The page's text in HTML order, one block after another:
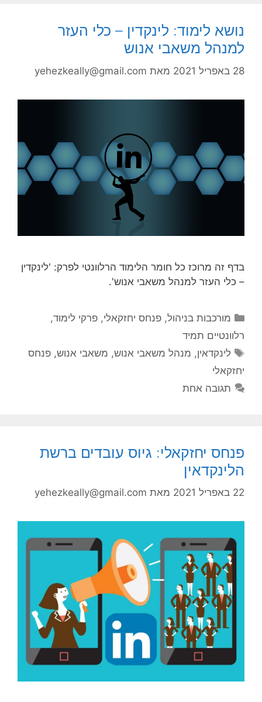
נושא לימוד: לינקדין – כלי העזר
למנהל משאבי אנוש
28 באפריל 2021 מאת yehezkeally@gmail.com
בדף זה מרוכז כל חומר הלימוד הרלוונטי לפרק: 'לינקדין
– כלי העזר למנהל משאבי אנוש'.
קטגוריות
מורכבות בניהול,פנחס יחזקאלי,פרקי לימוד,
רלוונטיים תמיד
תגיות
לינקדאין, מנהל משאבי אנוש, משאבי אנוש,פנחס
יחזקאלי
תגובה אחת
פנחס יחזקאלי: גיוס עובדים ברשת
הלינקדאין
22 באפריל 2021 מאת yehezkeally@gmail.com